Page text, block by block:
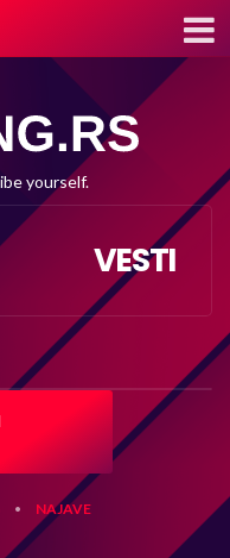
yourself.
VESTI
• NAJAVE